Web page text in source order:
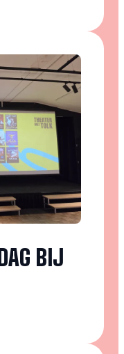
BIJ